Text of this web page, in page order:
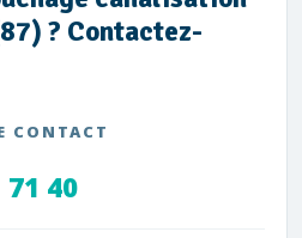
? Contactez-
CONTACT
71 40